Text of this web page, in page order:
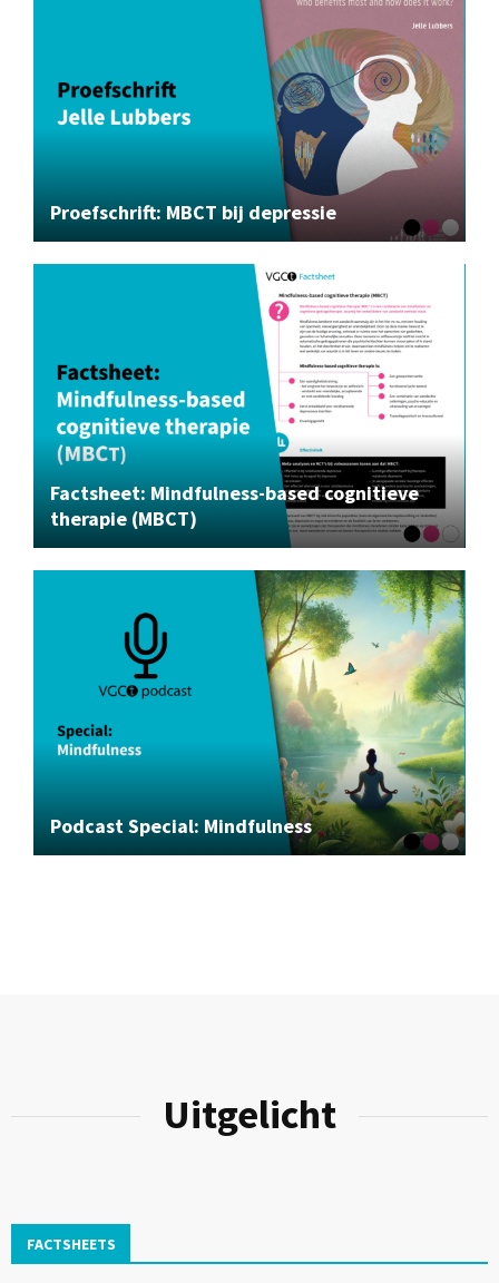
Proefschrift: MBCT bij depressie
Factsheet: Mindfulness-based cognitieve
therapie (MBCT)
Podcast Special: Mindfulness
Uitgelicht
FACTSHEETS